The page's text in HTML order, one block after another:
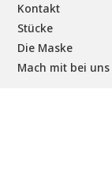
Kontakt
Stücke
Die Maske
Mach mit bei uns